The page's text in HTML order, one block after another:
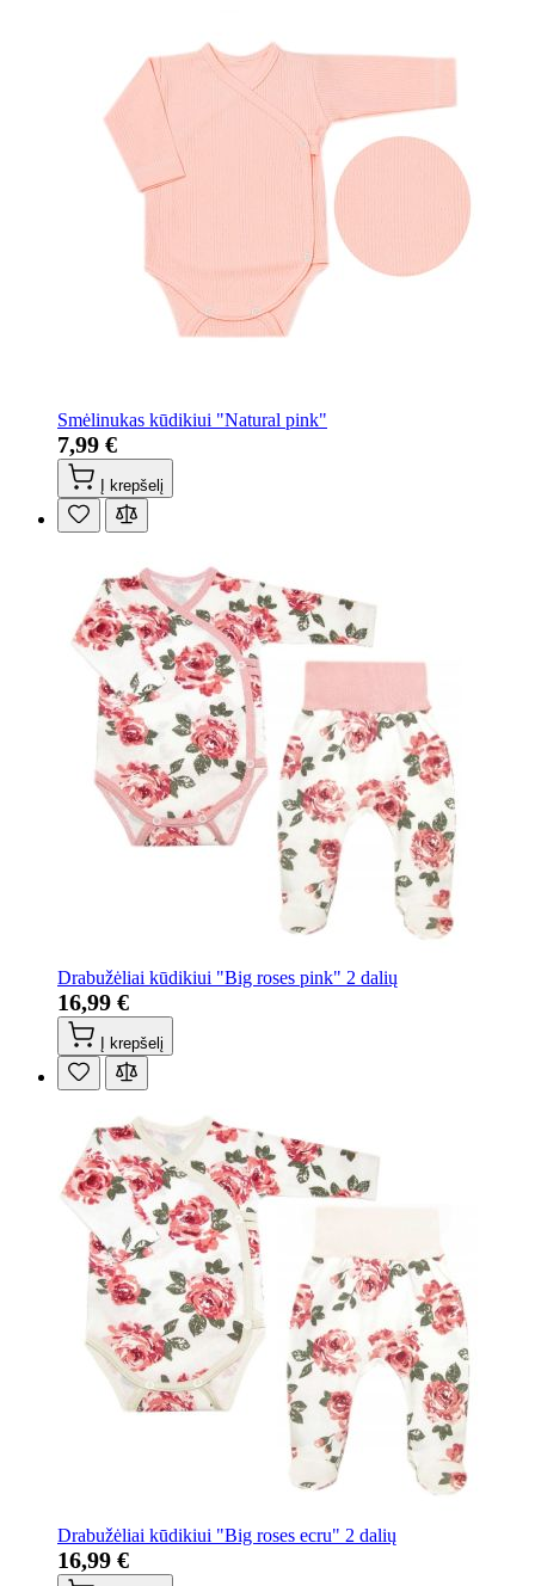
Smėlinukas kūdikiui "Natural pink"
7,99 €
Į krepšelį
Drabužėliai kūdikiui "Big roses pink" 2 dalių
16,99 €
Į krepšelį
Drabužėliai kūdikiui "Big roses ecru" 2 dalių
16,99 €